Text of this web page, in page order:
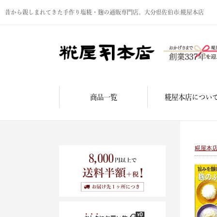
昔から親しまれてきた手作り塩糀・麹の通販専門店。大分県佐伯市:糀屋本店
商品一覧 糀屋本店につい
糀屋本